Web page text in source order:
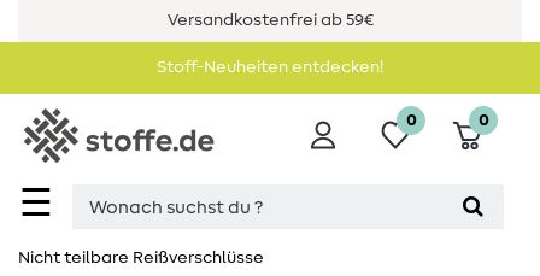
Versandkostenfrei ab 59€
Stoff-Neuheiten entdecken!
☰
0 0
Nicht teilbare Reißverschlüsse